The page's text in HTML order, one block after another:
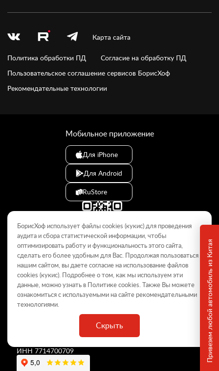
Привезем любой автомобиль из Китая
Карта сайта
Политика обработки ПД
Согласие на обработку ПД
Пользовательское соглашение сервисов БорисХоф
Рекомендательные технологии
© 2009–2026
Данный интернет-сайт носит информационный характер и не
является публичной офертой, определяемой положениями Статьи
437 ГК РФ. Для получения подробной информации обращайтесь в
дилерские центры.
БорисХоф Холдинг»
ИНН 7714700709
Мобильное приложение
Для iPhone
Для Android
RuStore
БорисХоф использует файлы cookies (кукиc) для проведения
аудита и сбора статистической информации, чтобы
оптимизировать работу и функциональность этого сайта,
сделать его более удобным для Вас. Продолжая пользоваться
нашим сайтом, вы даете согласие на использование файлов
cookies (кукиc). Подробнее о том, как мы используем эти
данные, можно узнать в Политикеcookies. Также Вы можете
ознакомиться с используемыми на сайте рекомендательными
технологиями.
Скрыть